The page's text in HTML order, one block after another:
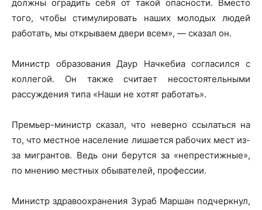
должны оградить себя от такой опасности. Вместо
того, чтобы стимулировать наших молодых людей
работать, мы открываем двери всем», — сказал он.
Министр образования Даур Начкебиа согласился с
коллегой. Он также считает несостоятельными
рассуждения типа «Наши не хотят работать».
Премьер-министр сказал, что неверно ссылаться на
то, что местное население лишается рабочих мест из-
за мигрантов. Ведь они берутся за «непрестижные»,
по мнению местных обывателей, профессии.
Министр здравоохранения Зураб Маршан подчеркнул,